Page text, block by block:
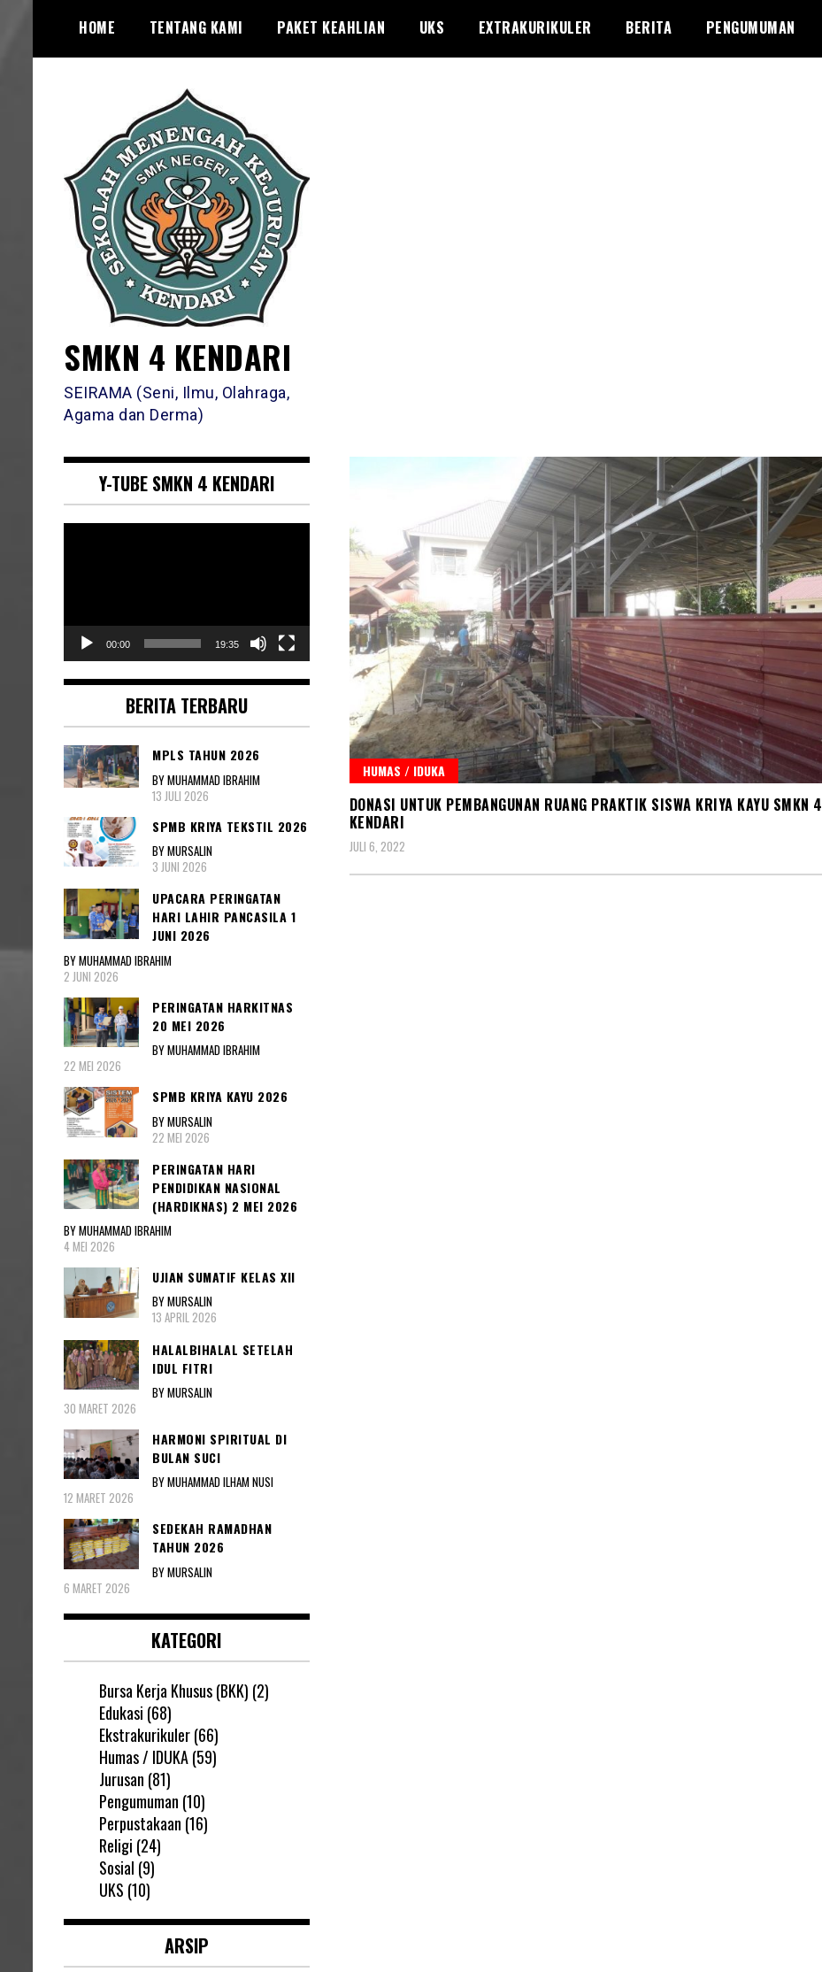
content
HOME TENTANG KAMI PAKET KEAHLIAN UKS EXTRAKURIKULER BERITA PENGUMUMAN
SMKN 4 KENDARI
SEIRAMA (Seni, Ilmu, Olahraga,
Agama dan Derma)
HUMAS / IDUKA
DONASI UNTUK PEMBANGUNAN RUANG PRAKTIK SISWA KRIYA KAYU SMKN 4
KENDARI
JULI 6, 2022
Y-TUBE SMKN 4 KENDARI
00:00 19:35
BERITA TERBARU
MPLS TAHUN 2026
BY MUHAMMAD IBRAHIM
13 JULI 2026
SPMB KRIYA TEKSTIL 2026
BY MURSALIN
3 JUNI 2026
UPACARA PERINGATAN
HARI LAHIR PANCASILA 1
JUNI 2026
BY MUHAMMAD IBRAHIM
2 JUNI 2026
PERINGATAN HARKITNAS
20 MEI 2026
BY MUHAMMAD IBRAHIM
22 MEI 2026
SPMB KRIYA KAYU 2026
BY MURSALIN
22 MEI 2026
PERINGATAN HARI
PENDIDIKAN NASIONAL
(HARDIKNAS) 2 MEI 2026
BY MUHAMMAD IBRAHIM
4 MEI 2026
UJIAN SUMATIF KELAS XII
BY MURSALIN
13 APRIL 2026
HALALBIHALAL SETELAH
IDUL FITRI
BY MURSALIN
30 MARET 2026
HARMONI SPIRITUAL DI
BULAN SUCI
BY MUHAMMAD ILHAM NUSI
12 MARET 2026
SEDEKAH RAMADHAN
TAHUN 2026
BY MURSALIN
6 MARET 2026
KATEGORI
Bursa Kerja Khusus (BKK) (2)
Edukasi (68)
Ekstrakurikuler(66)
Humas / IDUKA(59)
Jurusan (81)
Pengumuman (10)
Perpustakaan (16)
Religi (24)
Sosial (9)
UKS (10)
ARSIP